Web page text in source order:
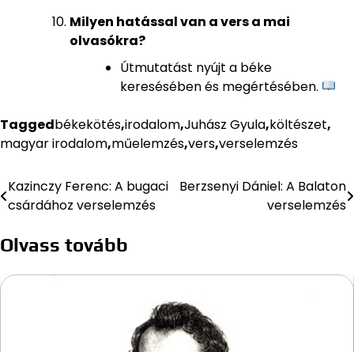
Milyen hatással van a vers a mai
olvasókra?
Útmutatást nyújt a béke
keresésében és megértésében.
Taggedbékekötés,irodalom,Juhász Gyula,költészet,
magyar irodalom,műelemzés,vers,verselemzés
Bejegyzés
Kazinczy Ferenc: A bugaci
csárdához verselemzés
Berzsenyi Dániel: A Balaton
verselemzés
Olvass tovább